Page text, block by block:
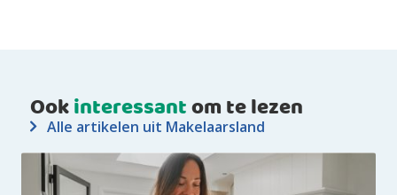
Ookinteressantom te lezen
Alle artikelen uit Makelaarsland